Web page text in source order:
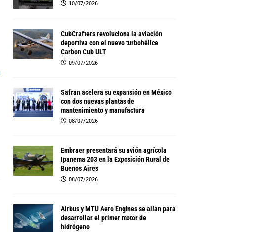
10/07/2026
CubCrafters revoluciona la aviación
deportiva con el nuevo turbohélice
Carbon Cub ULT
09/07/2026
Safran acelera su expansión en México
con dos nuevas plantas de
mantenimiento y manufactura
08/07/2026
Embraer presentará su avión agrícola
Ipanema 203 en la Exposición Rural de
Buenos Aires
08/07/2026
Airbus y MTU Aero Engines se alían para
desarrollar el primer motor de
hidrógeno